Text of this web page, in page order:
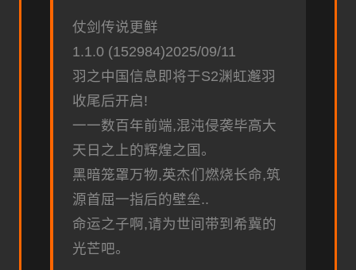
仗剑传说更鲜
1.1.0 (152984)2025/09/11
羽之中国信息即将于S2渊虹邂羽
收尾后开启!
一一数百年前端,混沌侵袭毕高大
天日之上的辉煌之国。
黑暗笼罩万物,英杰们燃烧长命,筑
源首屈一指后的壁垒..
命运之子啊,请为世间带到希冀的
光芒吧。